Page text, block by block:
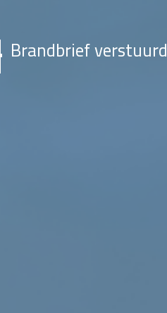
Brandbrief verstuurd